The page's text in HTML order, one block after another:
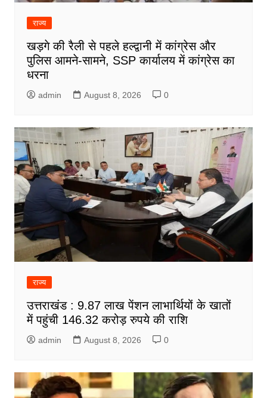
राज्य
खड़गे की रैली से पहले हल्द्वानी में कांग्रेस और
पुलिस आमने-सामने, SSP कार्यालय में कांग्रेस का
धरना
admin August 8, 2026 0
राज्य
उत्तराखंड : 9.87 लाख पेंशन लाभार्थियों के खातों
में पहुंची 146.32 करोड़ रुपये की राशि
admin August 8, 2026 0